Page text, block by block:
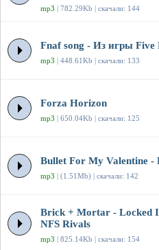
mp3 | 782.29Kb | скачали: 144
Fnaf song - Из игры Five
mp3 | 448.61Kb | скачали: 133
Forza Horizon
mp3 | 650.04Kb | скачали: 125
Bullet For My Valentine -
mp3 | (1.51Mb) | скачали: 142
Brick + Mortar - Locked
NFS Rivals
mp3 | 825.14Kb | скачали: 154